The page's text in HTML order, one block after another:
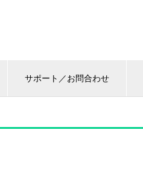
サポート／お問合わせ